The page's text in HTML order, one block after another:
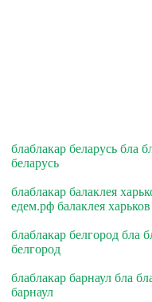
блаблакар беларусь бла
беларусь
блаблакар балаклея
едем.рф балаклея
блаблакар белгород бла
белгород
блаблакар барнаул бла
барнаул